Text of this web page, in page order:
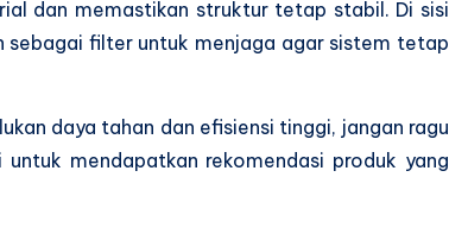
dan memastikan struktur tetap stabil. Di sisi
sebagai filter untuk menjaga agar sistem tetap
daya tahan dan efisiensi tinggi, jangan ragu
mendapatkan rekomendasi produk yang